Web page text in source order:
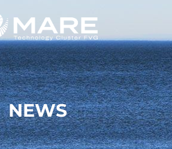
NEWS